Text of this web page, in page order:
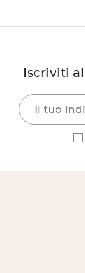
Iscriviti